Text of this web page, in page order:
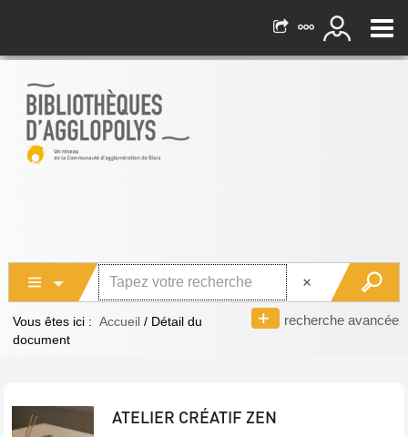
recherche avancée
Vous êtes ici : Accueil / Détail du
document
ATELIER CRÉATIF ZEN